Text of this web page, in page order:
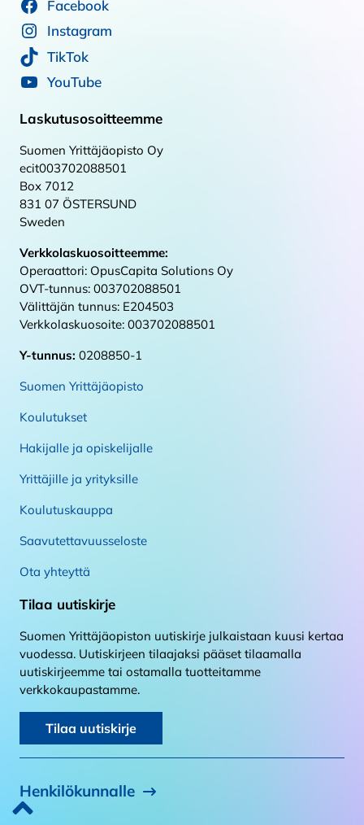
Facebook
Instagram
TikTok
YouTube
Laskutusosoitteemme
Suomen Yrittäjäopisto Oy
ecit003702088501
Box 7012
831 07 ÖSTERSUND
Sweden
Verkkolaskuosoitteemme:
Operaattori: OpusCapita Solutions Oy
OVT-tunnus: 003702088501
Välittäjän tunnus: E204503
Verkkolaskuosoite: 003702088501
Y-tunnus: 0208850-1
Suomen Yrittäjäopisto
Koulutukset
Hakijalle ja opiskelijalle
Yrittäjille ja yrityksille
Koulutuskauppa
Saavutettavuusseloste
Ota yhteyttä
Tilaa uutiskirje
Suomen Yrittäjäopiston uutiskirje julkaistaan kuusi kertaa
vuodessa. Uutiskirjeen tilaajaksi pääset tilaamalla
uutiskirjeemme tai ostamalla tuotteitamme
verkkokaupastamme.
Tilaa uutiskirje
Henkilökunnalle
Takaisin alkuun